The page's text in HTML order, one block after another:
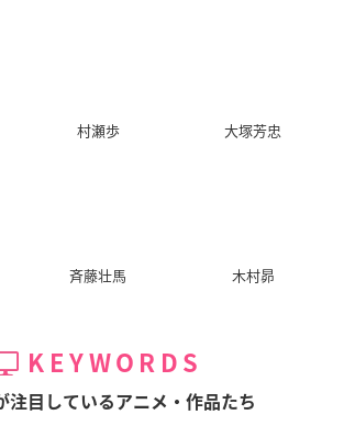
村瀬歩 大塚芳忠
斉藤壮馬 木村昴
KEYWORDS
注目しているアニメ・作品たち